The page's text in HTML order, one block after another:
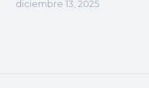
diciembre 13, 2025